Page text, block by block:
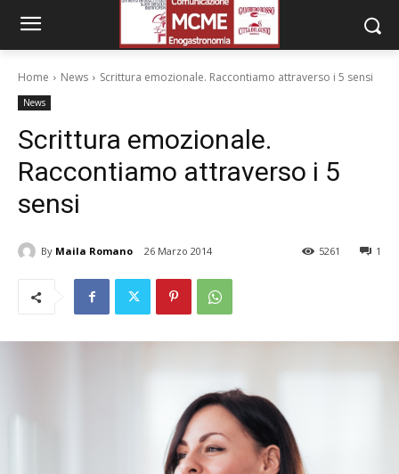
Home News Scrittura emozionale. Raccontiamo attraverso i 5 sensi
News
Scrittura emozionale.
Raccontiamo attraverso i 5
sensi
By Maila Romano 26 Marzo 2014 1
5261